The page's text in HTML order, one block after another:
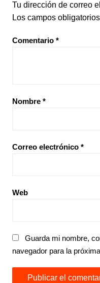
Tu dirección de correo
Los campos
Comentario *
Nombre *
Correo electrónico *
Web
Guarda mi nombre,
navegador para la